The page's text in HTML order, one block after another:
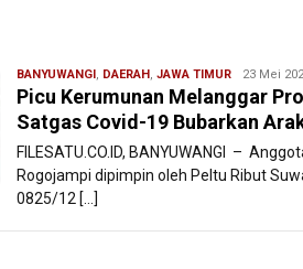
BANYUWANGI, DAERAH, JAWA TIMUR Redaksi
Filesatu
23 Mei
Picu Kerumunan Melanggar
Satgas Covid-19 Bubarkan
FILESATU.CO.ID, BANYUWANGI –
Rogojampi dipimpin oleh Peltu Ribut
0825/12 […]